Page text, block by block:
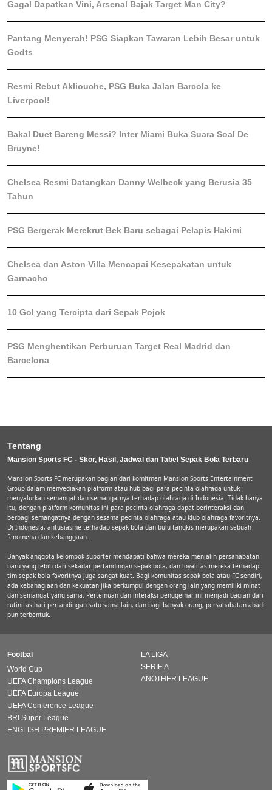
Gagal Dapatkan Vini, Arsenal Bajak Target Man City?
Pantang Menyerah! PSG Siapkan Tawaran Lebih Besar untuk
Godts
Resmi Rebut Akliouche, PSG Buka Jalan Barcola ke
Liverpool!
Bakal Duet Bareng Messi? Inter Miami Buka Suara Soal De
Bruyne!
Chelsea Resmi Datangkan Danny Welbeck yang Berusia 35
Tahun
PSG Bergerak Merekrut Bek Baru sebagai Pelapis Hakimi
Chelsea dan Aston Villa Mencapai Kesepakatan untuk
Garnacho
10 Gol yang Tercipta dari Sepak Pojok
PSG Menghentikan Perburuan Target Real Madrid dan
Barcelona
Tentang
Mansion Sports FC - Skor, Hasil, Jadwal dan Tabel Sepak Bola Terbaru
Mansion Sports FC merupakan bagian dari komitmen Mansion Sports Entertainment
Group dalam menyediakan platform atau hub bagi para pecinta olahraga untuk
menyalurkan semangat dan semangatnya terhadap olahraga di Indonesia. Tidak hanya
itu, dengan platform komunitas ini para pecinta olahraga dapat berinteraksi dan
berbagi semangatnya dengan sesama pecinta olahraga atau klub olahraga favoritnya.
Di Indonesia, antusiasme terhadap sepak bola dan bulu tangkis merupakan sebuah
fenomena dan kebanggaan.
Banyak anggota kelompok suporter mendapati bahwa mereka menjalin persahabatan
baru yang lebih dari sekadar pertandingan sepak bola, dan loyalitas mereka terhadap
tim sepak bola favoritnya juga sangat kuat. Bagi komunitas sepak bola atau FC sendiri,
ada kebahagiaan dan kekuatan jika berkumpul dengan orang lain yang memiliki minat
dan semangat yang sama. Pertemuan dan interaksi penggemar ini menjadi bagian dari
rutinitas hari pertandingan satu sama lain, dan bagi banyak orang, persahabatan abadi
pun terbentuk.
Footbal
World Cup
UEFA Champions League
UEFA Europa League
UEFA Conference League
BRI Super League
ENGLISH PREMIER LEAGUE
LA LIGA
SERIE A
ANOTHER LEAGUE